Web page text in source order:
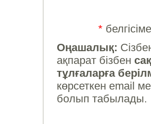
*
Оңашалық:
ақпарат бізбен
тұлғаларға
көрсеткен email
болып табылады.